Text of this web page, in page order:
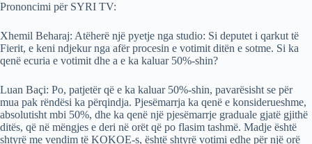
Prononcimi për SYRI TV:
Xhemil Beharaj: Atëherë një pyetje nga studio: Si deputet i qarkut të
Fierit, e keni ndjekur nga afër procesin e votimit ditën e sotme. Si ka
qenë ecuria e votimit dhe a e ka kaluar 50%-shin?
Luan Baçi: Po, patjetër që e ka kaluar 50%-shin, pavarësisht se për
mua pak rëndësi ka përqindja. Pjesëmarrja ka qenë e konsiderueshme,
absolutisht mbi 50%, dhe ka qenë një pjesëmarrje graduale gjatë gjithë
ditës, që në mëngjes e deri në orët që po flasim tashmë. Madje është
shtyrë me vendim të KOKOE-s, është shtyrë votimi edhe për një orë